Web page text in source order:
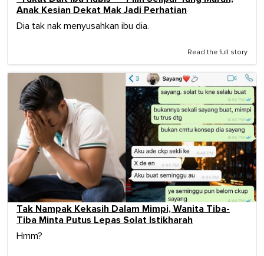
Anak Kesian Dekat Mak Jadi Perhatian
Dia tak nak menyusahkan ibu dia.
Read the full story
Tak Nampak Kekasih Dalam Mimpi, Wanita Tiba-
Tiba Minta Putus Lepas Solat Istikharah
Hmm?